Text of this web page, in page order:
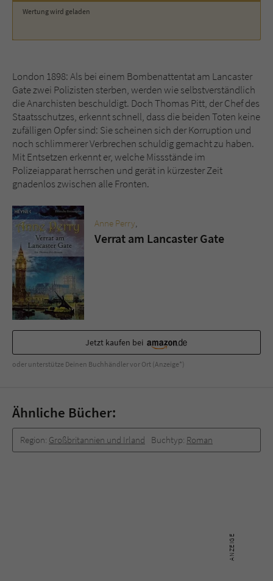
Wertung wird geladen
London 1898: Als bei einem Bombenattentat am Lancaster
Gate zwei Polizisten sterben, werden wie selbstverständlich
die Anarchisten beschuldigt. Doch Thomas Pitt, der Chef des
Staatsschutzes, erkennt schnell, dass die beiden Toten keine
zufälligen Opfer sind: Sie scheinen sich der Korruption und
noch schlimmerer Verbrechen schuldig gemacht zu haben.
Mit Entsetzen erkennt er, welche Missstände im
Polizeiapparat herrschen und gerät in kürzester Zeit
gnadenlos zwischen alle Fronten.
Anne Perry,
Verrat am Lancaster Gate
Jetzt kaufen bei
oder unterstütze Deinen Buchhändler vor Ort (Anzeige*)
Ähnliche Bücher:
Region: Großbritannien und Irland Buchtyp: Roman
Laufzeit 1 Jahr
Zweck Cookie für Kommentare einzelner Buchtitel
Name fe_typo_user
Anbieter Literatur-Couch Medien GmbH & Co. KG
Laufzeit
Zweck
Dieses Cookie gewährleistet die